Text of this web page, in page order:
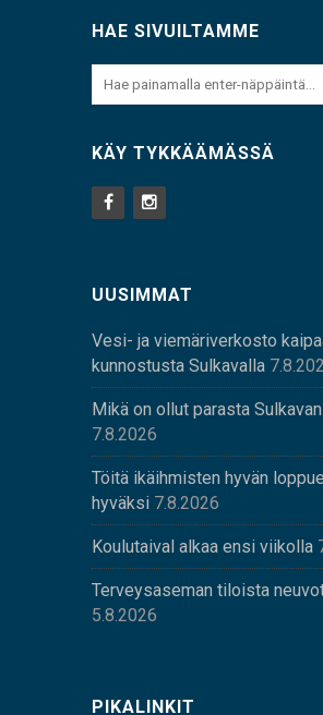
HAE SIVUILTAMME
KÄY TYKKÄÄMÄSSÄ
UUSIMMAT
Vesi- ja viemäriverkosto
kunnostusta Sulkavalla
Mikä on ollut parasta
7.8.2026
Töitä ikäihmisten hyvän
hyväksi 7.8.2026
Koulutaival alkaa ensi viikolla
Terveysaseman tiloista
5.8.2026
PIKALINKIT